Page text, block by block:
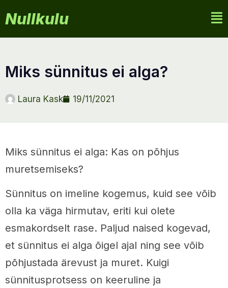
Nullkulu
miks sünnitus ei alga?
Laura Kask 19/11/2021
Miks sünnitus ei alga: Kas on põhjus
muretsemiseks?
Sünnitus on imeline kogemus, kuid see võib
olla ka väga hirmutav, eriti kui olete
esmakordselt rase. Paljud naised kogevad,
et sünnitus ei alga õigel ajal ning see võib
põhjustada ärevust ja muret. Kuigi
sünnitusprotsess on keeruline ja